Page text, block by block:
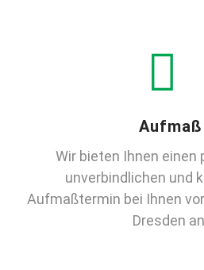
Aufmaß
Wir bieten Ihnen einen
unverbindlichen und
Aufmaßtermin bei Ihnen
Dresden